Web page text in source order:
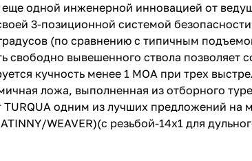
одной инженерной инновацией от
3-позиционной системой
(по сравнению с типичным
вывешенного ствола позволяет
кучность менее 1 МОА при трех
ложа, выполненная из отборного
одним из лучших предложений на
WEAVER)(с резьбой-14x1 для